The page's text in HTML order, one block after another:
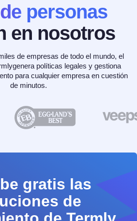
personas
en nosotros
de empresas de todo el mundo, el
políticas legales y gestiona
para cualquier empresa en cuestión
de minutos.
gratis las
de